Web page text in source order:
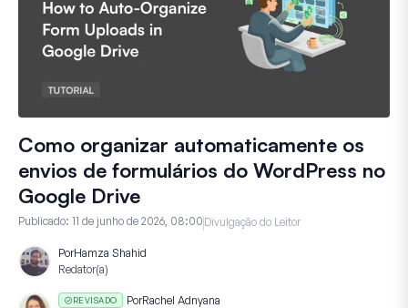
Como organizar automaticamente os
envios de formulários do WordPress no
Google Drive
Publicado: 11 de junho de 2026, 08:00 Divulgação do Leitor
PorHamza Shahid
Redator(a)
REVISADO PorRachel Adnyana